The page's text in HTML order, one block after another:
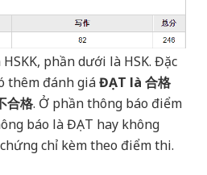
phần dưới là HSK. Đặc
thêm đánh giáĐẠT là 合格
合格. Ở phần thông báo điểm
báo là ĐẠT hay không
chỉ kèm theo điểm thi.